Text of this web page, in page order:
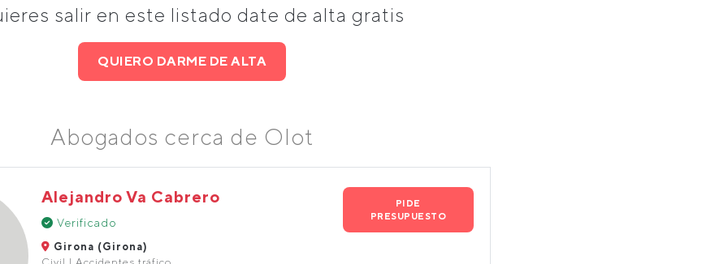
salir en este listado date de alta gratis
QUIERO DARME DE ALTA
Abogados cerca de Olot
Alejandro Va Cabrero
Verificado
Girona (Girona)
PIDE
PRESUPUESTO